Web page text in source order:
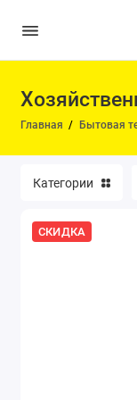
Главная Бытовая
Мойки
Поломойные
Категории
СКИДКА